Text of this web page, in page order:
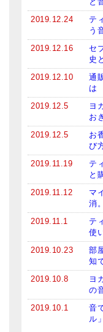
2019.12.24
テ
う
2019.12.16
セ
史
2019.12.10
通
は
2019.12.5
ヨ
お
2019.12.5
お
び
2019.11.19
テ
と
2019.11.12
マ
消
2019.11.1
テ
使
2019.10.23
部
知
2019.10.8
ヨ
の
2019.10.1
音
ル